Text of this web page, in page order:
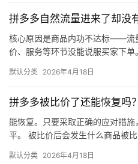
拼多多自然流量进来了却没
核心原因是商品内功不达标——流
价、服务等环节没能说服买家下
评少、…
默认分类 2026年4月18日
拼多多被比价了还能恢复吗？
能恢复。只要采取正确的应对措
平。 被比价后会发生什么商品被
网价格…
默认分类 2026年4月18日